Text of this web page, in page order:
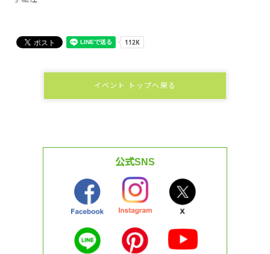
イベント トップへ戻る
公式SNS